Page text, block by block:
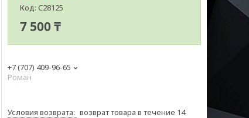
Код: C28125
7 500 ₸
+7 (707) 409-96-65
Роман
возврат товара в течение 14